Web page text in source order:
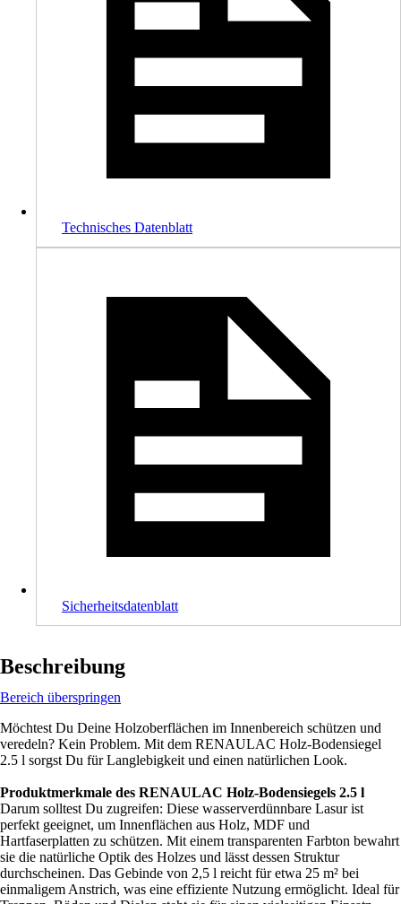
Technisches Datenblatt
Sicherheitsdatenblatt
Beschreibung
Bereich überspringen
Möchtest Du Deine Holzoberflächen im Innenbereich schützen und
veredeln? Kein Problem. Mit dem RENAULAC Holz-Bodensiegel
2.5 l sorgst Du für Langlebigkeit und einen natürlichen Look.
Produktmerkmale des RENAULAC Holz-Bodensiegels 2.5 l
Darum solltest Du zugreifen: Diese wasserverdünnbare Lasur ist
perfekt geeignet, um Innenflächen aus Holz, MDF und
Hartfaserplatten zu schützen. Mit einem transparenten Farbton bewahrt
sie die natürliche Optik des Holzes und lässt dessen Struktur
durchscheinen. Das Gebinde von 2,5 l reicht für etwa 25 m² bei
einmaligem Anstrich, was eine effiziente Nutzung ermöglicht. Ideal für